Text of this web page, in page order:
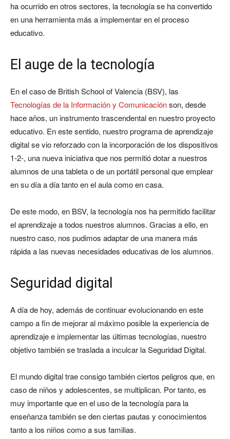
ha ocurrido en otros sectores, la tecnología se ha convertido
en una herramienta más a implementar en el proceso
educativo.
El auge de la tecnología
En el caso de British School of Valencia (BSV), las
Tecnologías de la Información y Comunicaciónson, desde
hace años, un instrumento trascendental en nuestro proyecto
educativo. En este sentido, nuestro programa de aprendizaje
digital se vio reforzado con la incorporación de los dispositivos
1-2-, una nueva iniciativa que nos permitió dotar a nuestros
alumnos de una tableta o de un portátil personal que emplear
en su día a día tanto en el aula como en casa.
De este modo, en BSV, la tecnología nos ha permitido facilitar
el aprendizaje a todos nuestros alumnos. Gracias a ello, en
nuestro caso, nos pudimos adaptar de una manera más
rápida a las nuevas necesidades educativas de los alumnos.
Seguridad digital
A día de hoy, además de continuar evolucionando en este
campo a fin de mejorar al máximo posible la experiencia de
aprendizaje e implementar las últimas tecnologías, nuestro
objetivo también se traslada a inculcar la Seguridad Digital.
El mundo digital trae consigo también ciertos peligros que, en
caso de niños y adolescentes, se multiplican. Por tanto, es
muy importante que en el uso de la tecnología para la
enseñanza también se den ciertas pautas y conocimientos
tanto a los niños como a sus familias.